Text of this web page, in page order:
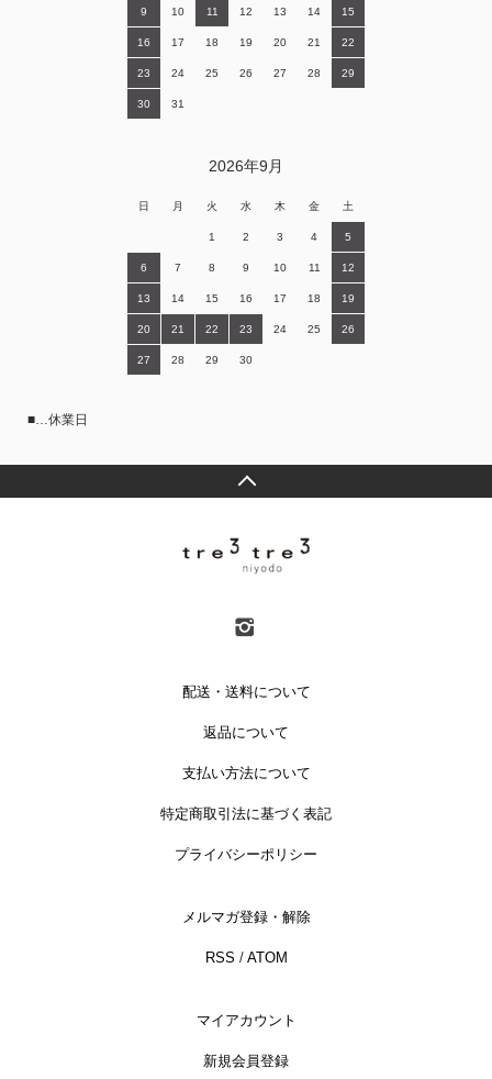
9 10 11 12 13 14 15
16 17 18 19 20 21 22
23 24 25 26 27 28 29
30 31
2026年9月
日 月 火 水 木 金 土
1 2 3 4 5
6 7 8 9 10 11 12
13 14 15 16 17 18 19
20 21 22 23 24 25 26
27 28 29 30
■…休業日
配送・送料について
返品について
支払い方法について
特定商取引法に基づく表記
プライバシーポリシー
メルマガ登録・解除
RSS / ATOM
マイアカウント
新規会員登録